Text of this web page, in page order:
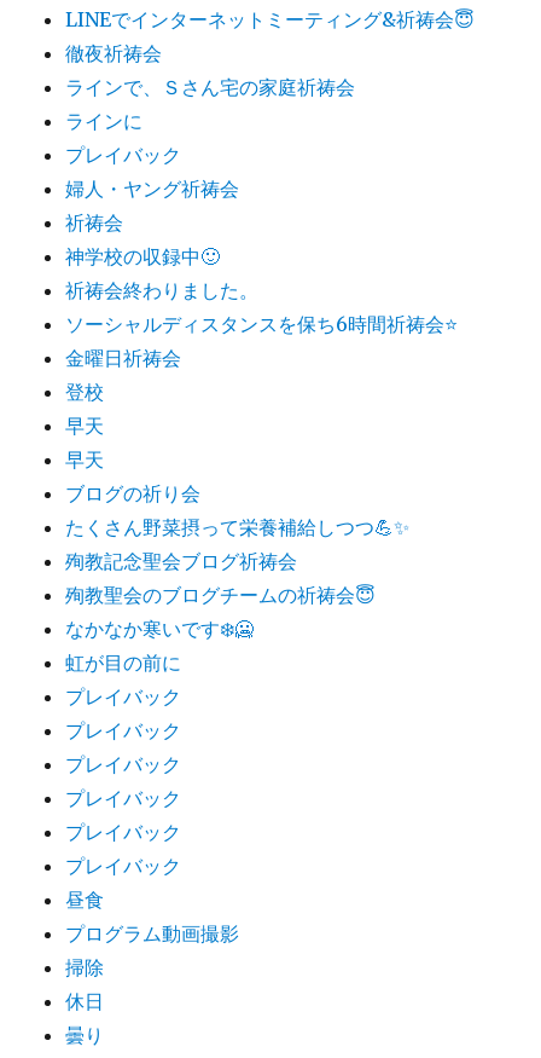
LINEでインターネットミーティング&祈祷会😇
徹夜祈祷会
ラインで、Ｓさん宅の家庭祈祷会
ラインに
プレイバック
婦人・ヤング祈祷会
祈祷会
神学校の収録中🙂
祈祷会終わりました。
ソーシャルディスタンスを保ち6時間祈祷会⭐️
金曜日祈祷会
登校
早天
早天
ブログの祈り会
たくさん野菜摂って栄養補給しつつ💪✨
殉教記念聖会ブログ祈祷会
殉教聖会のブログチームの祈祷会😇
なかなか寒いです❄️🥶
虹が目の前に
プレイバック
プレイバック
プレイバック
プレイバック
プレイバック
プレイバック
昼食
プログラム動画撮影
掃除
休日
曇り